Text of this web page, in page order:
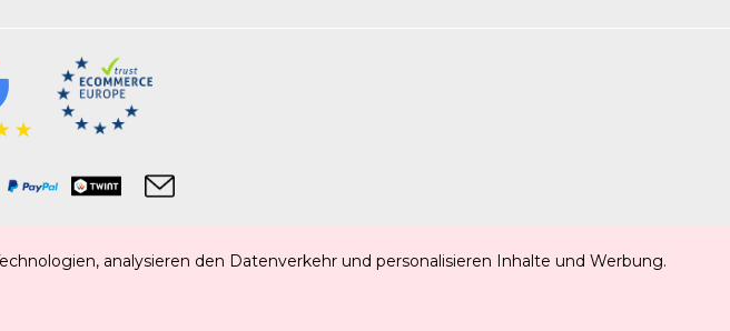
Spezialitäten | Portugiesische Spezialitäten
analysieren den Datenverkehr und personalisieren Inhalte und Werbung.